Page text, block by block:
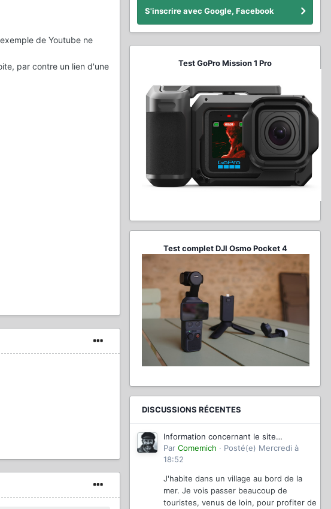
de Youtube ne
par contre un lien d'une
S'inscrire avec Google, Facebook
Test GoPro Mission 1 Pro
Test complet DJI Osmo Pocket 4
DISCUSSIONS RÉCENTES
Information concernant le site
magazinevideo
Par Comemich · Posté(e) Mercredi à
18:52
J'habite dans un village au bord de la
mer. Je vois passer beaucoup de
touristes, venus de loin, pour profiter de